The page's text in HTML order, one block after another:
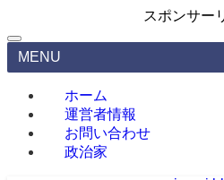
スポンサー
MENU
ホーム
運営者情報
お問い合わせ
政治家